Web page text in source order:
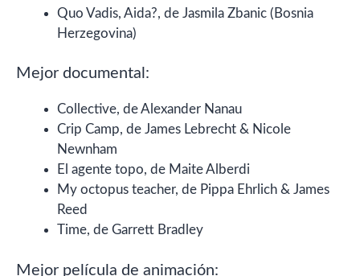
Quo Vadis, Aida?, de Jasmila Zbanic (Bosnia
Herzegovina)
Mejor documental:
Collective, de Alexander Nanau
Crip Camp, de James Lebrecht & Nicole
Newnham
El agente topo, de Maite Alberdi
My octopus teacher, de Pippa Ehrlich & James
Reed
Time, de Garrett Bradley
Mejor película de animación: